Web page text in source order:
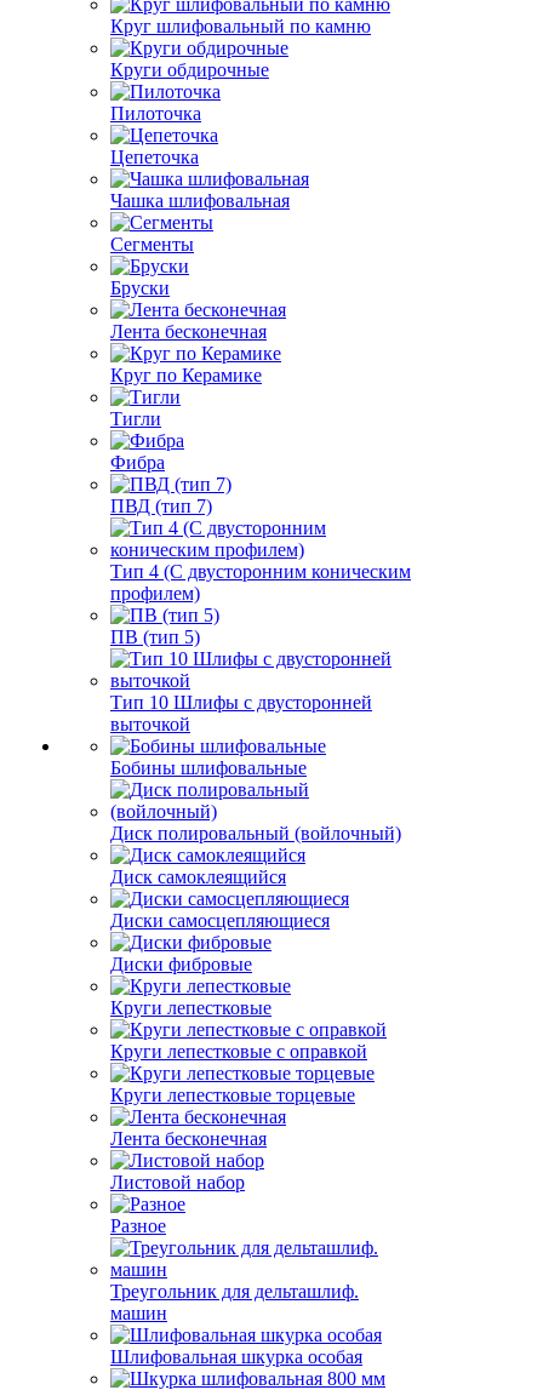
Круг шлифовальный по камню
Круги обдирочные
Пилоточка
Цепеточка
Чашка шлифовальная
Сегменты
Бруски
Лента бесконечная
Круг по Керамике
Тигли
Фибра
ПВД (тип 7)
Тип 4 (С двусторонним коническим
профилем)
ПВ (тип 5)
Тип 10 Шлифы с двусторонней
выточкой
Бобины шлифовальные
Диск полировальный (войлочный)
Диск самоклеящийся
Диски самосцепляющиеся
Диски фибровые
Круги лепестковые
Круги лепестковые с оправкой
Круги лепестковые торцевые
Лента бесконечная
Листовой набор
Разное
Треугольник для дельташлиф.
машин
Шлифовальная шкурка особая